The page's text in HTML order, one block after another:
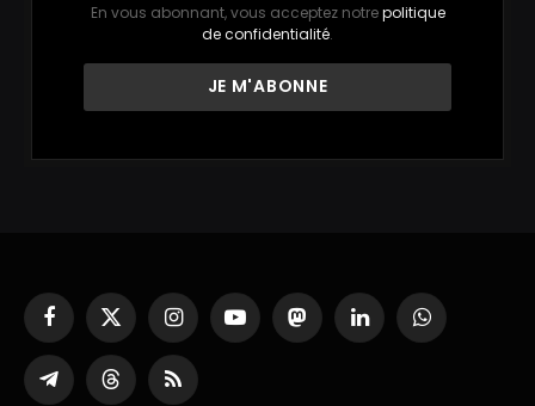
En vous abonnant, vous acceptez notrepolitique
de confidentialité.
Facebook
X
(Twitter)
InstagramYouTubeMastodonLinkedInWhatsApp
PartagerThreadsRSS